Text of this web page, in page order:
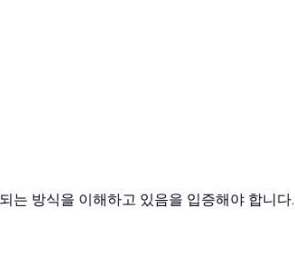
는 방식을 이해하고 있음을 입증해야 합니다.